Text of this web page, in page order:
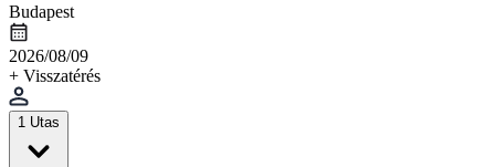
Budapest
2026/08/09
+ Visszatérés
1 Utas